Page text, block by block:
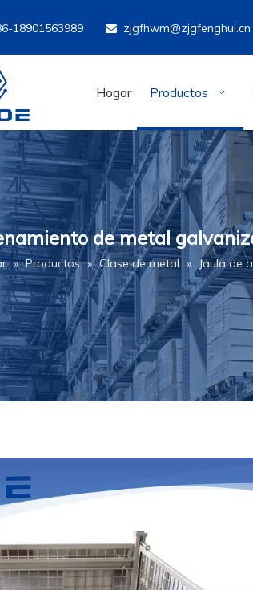
18901563989  zjgfhwm@zjgfenghui.cn
Hogar Productos
de metal
» Productos » Clase de metal » Jaula de